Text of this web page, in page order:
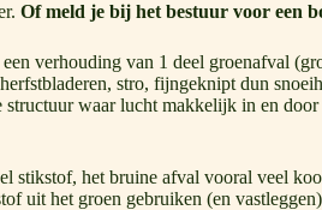
Of meld je bij het bestuur voor een
verhouding van 1 deel groenafval
stro, fijngeknipt dun
waar lucht makkelijk in en
stikstof, het bruine afval vooral veel
uit het groen gebruiken (en